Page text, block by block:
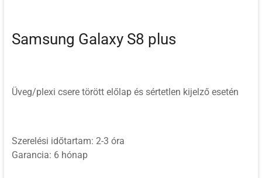
Samsung Galaxy S8 plus
Üveg/plexi csere törött előlap és sértetlen kijelző esetén
Szerelési időtartam: 2-3 óra
Garancia: 6 hónap